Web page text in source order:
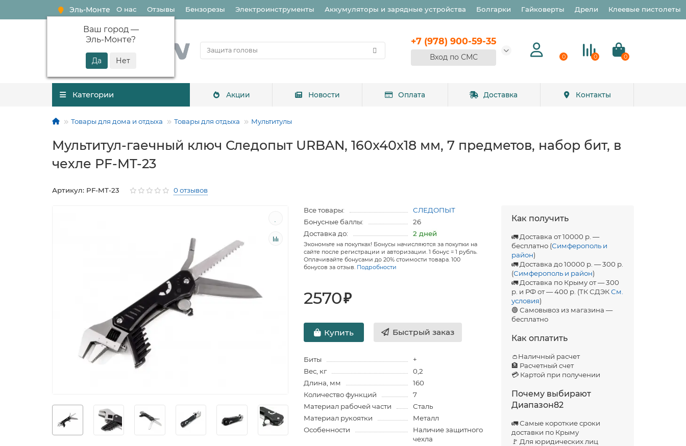
Эль-Монте
Ваш город —
Эль-Монте?
О нас Отзывы Бензорезы Электроинструменты Аккумуляторы и зарядные устройства Болгарки Гайковерты Дрели Клеевые пистолеты
+7 (978) 900-59-35
Вход по СМС 0 0 0
Категории Акции Новости Оплата Доставка Контакты
Товары для дома и отдыха Товары для отдыха Мультитулы
Мультитул-гаечный ключ Следопыт URBAN, 160x40x18 мм, 7 предметов, набор бит, в
чехле PF-MT-23
Артикул: PF-MT-23 0 отзывов
Все товары:
СЛЕДОПЫТ
Бонусные баллы:
26
Доставка до:
2 дней
Экономьте на покупках! Бонусы начисляются за покупки на
сайте после регистрации и авторизации. 1 бонус = 1 рубль.
Оплачивайте бонусами до 20% стоимости товара. 100
бонусов за отзыв. Подробности
2570₽
Купить Быстрый заказ
Биты
+
Вес, кг
0,2
Длина, мм
160
Количество функций
7
Материал рабочей части
Сталь
Материал рукоятки
Металл
Особенности
Наличие защитного
чехла
Как получить
🚛 Доставка от 10000 р. —
бесплатно (Симферополь и
район)
🚛 Доставка до 10000 р. — 300 р.
(Симферополь и район)
🚛 Доставка по Крыму от — 300
р. и РФ от — 400 р. (ТК СДЭКСм.
условия)
🟢 Самовывоз из магазина —
бесплатно
Как оплатить
👛Наличный расчет
🏦 Расчетный счет
💳 Картой при получении
Почему выбирают
Диапазон82
🚛 Самые короткие сроки
доставки по Крыму
🚩 Для юридических лиц